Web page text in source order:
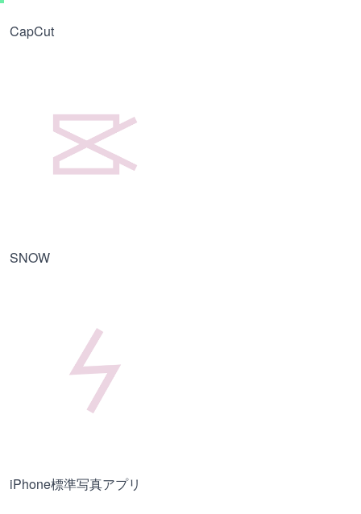
CapCut
SNOW
iPhone標準写真アプリ